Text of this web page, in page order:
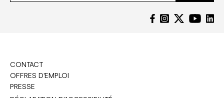
CONTACT
OFFRES D'EMPLOI
PRESSE